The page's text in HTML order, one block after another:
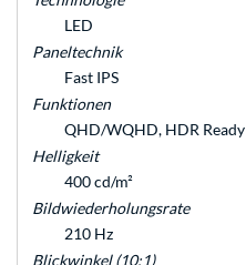
LED
Paneltechnik
Fast IPS
Funktionen
QHD/WQHD, HDR Ready
Helligkeit
400 cd/m²
Bildwiederholungsrate
210 Hz
Blickwinkel (10:1)